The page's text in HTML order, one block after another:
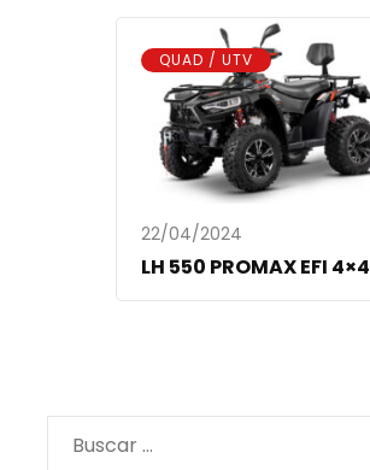
QUAD / UTV
22/04/2024
LH 550 PROMAX EFI 4×4